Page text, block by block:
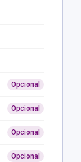
Opcional
Opcional
Opcional
Opcional